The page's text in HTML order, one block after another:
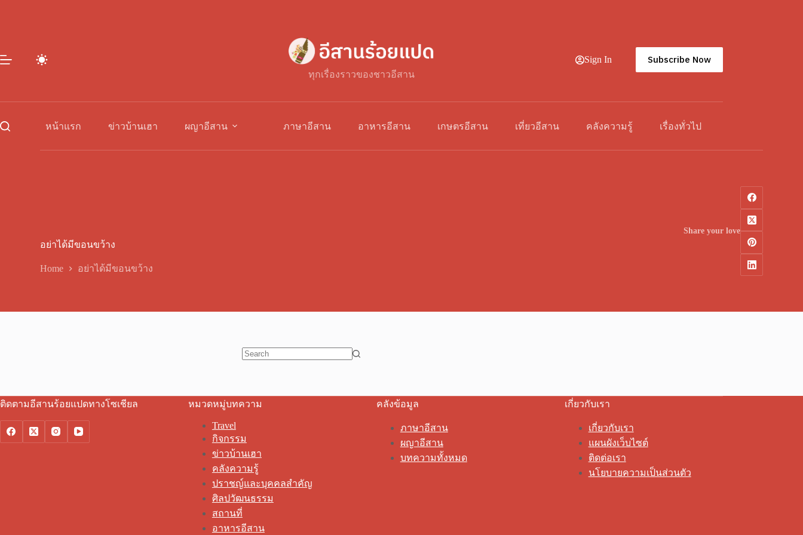
ทุกเรื่องราวของชาวอีสาน
Sign In Subscribe Now
หน้าแรก ข่าวบ้านเฮา ผญาอีสาน ภาษาอีสาน อาหารอีสาน เกษตรอีสาน เที่ยวอีสาน คลังความรู้ เรื่องทั่วไป
อย่าได้มีขอนขว้าง
Home อย่าได้มีขอนขว้าง
Share your love
ติดตามอีสานร้อยแปดทางโซเชียล หมวดหมู่บทความ
Travel
กิจกรรม
ข่าวบ้านเฮา
คลังความรู้
ปราชญ์และบุคคลสำคัญ
ศิลปวัฒนธรรม
สถานที่
อาหารอีสาน
คลังข้อมูล
ภาษาอีสาน
ผญาอีสาน
บทความทั้งหมด
เกี่ยวกับเรา
เกี่ยวกับเรา
แผนผังเว็บไซต์
ติดต่อเรา
นโยบายความเป็นส่วนตัว